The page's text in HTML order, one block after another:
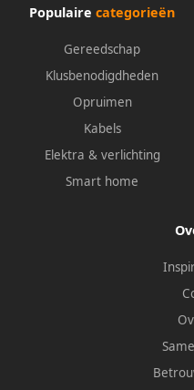
Populaire categorieën
Gereedschap
Klusbenodigdheden
Opruimen
Kabels
Elektra & verlichting
Smart home